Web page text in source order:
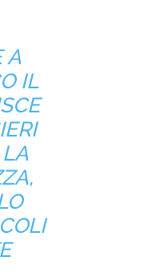
A
IL